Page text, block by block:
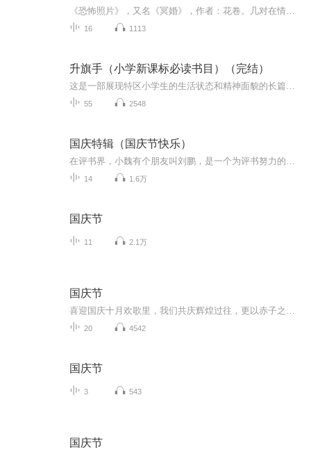
16 1113
升旗手（小学新课标必读书目）（完结）
55 2548
国庆特辑（国庆节快乐）
14 1.6万
国庆节
11 2.1万
国庆节
20 4542
国庆节
3 543
国庆节